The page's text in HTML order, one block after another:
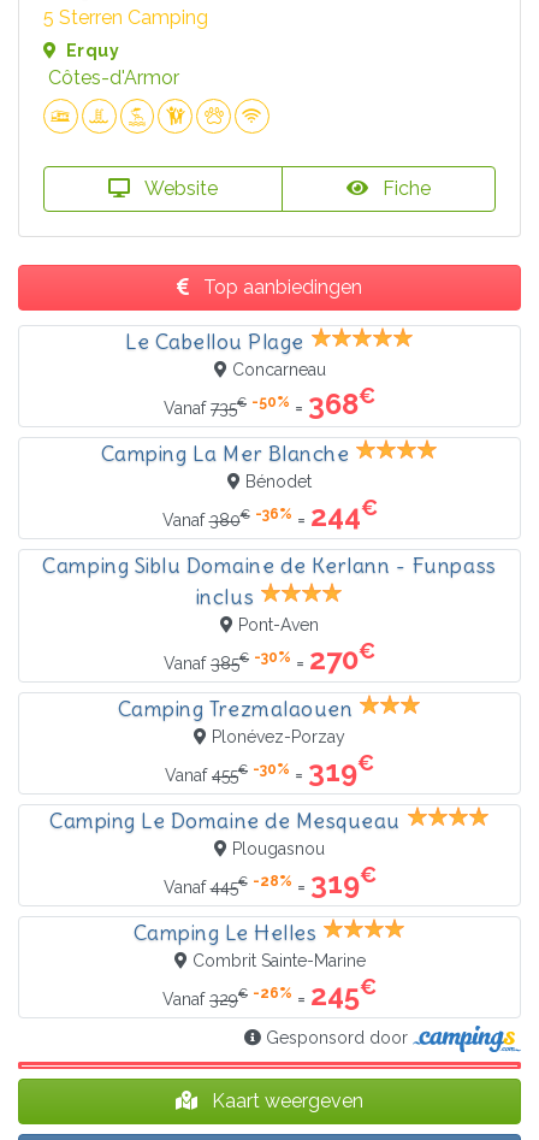
5 Sterren Camping
Erquy
Côtes-d'Armor
Website Fiche
Top aanbiedingen
Le Cabellou Plage
Concarneau
Vanaf735€ -50% = 368€
Camping La Mer Blanche
Bénodet
Vanaf380€ -36% = 244€
Camping Siblu Domaine de Kerlann - Funpass
inclus
Pont-Aven
Vanaf385€ -30% = 270€
Camping Trezmalaouen
Plonévez-Porzay
Vanaf455€ -30% = 319€
Camping Le Domaine de Mesqueau
Plougasnou
Vanaf445€ -28% = 319€
Camping Le Helles
Combrit Sainte-Marine
Vanaf329€ -26% = 245€
Gesponsord door
Kaart weergeven